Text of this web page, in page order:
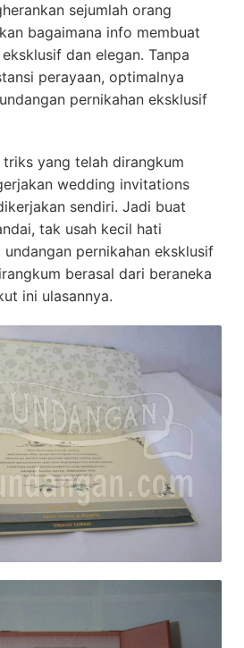
sejumlah orang
bagaimana info membuat
dan elegan. Tanpa
perayaan, optimalnya
pernikahan eksklusif
yang telah dirangkum
wedding invitations
sendiri. Jadi buat
tak usah kecil hati
pernikahan eksklusif
berasal dari beraneka
ini ulasannya.